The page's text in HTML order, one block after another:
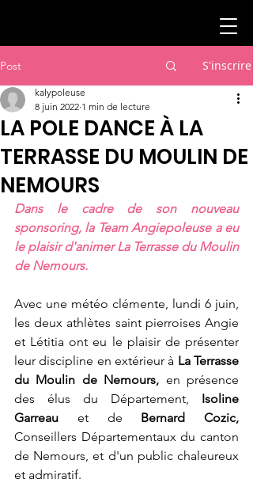
Post S'inscrire
LA POLE DANCE À LA
TERRASSE DU MOULIN DE
NEMOURS
kalypoleuse
8 juin 2022 1 min de lecture
Dans le cadre de son nouveau
sponsoring, la Team Angiepoleuse a eu
le plaisir d'animer La Terrasse du Moulin
de Nemours.
Avec une météo clémente, lundi 6 juin,
les deux athlètes saint pierroises Angie
et Létitia ont eu le plaisir de présenter
leur discipline en extérieur à La Terrasse
du Moulin de Nemours, en présence
des élus du Département, Isoline
Garreau et de
Conseillers Départementaux du canton
de Nemours, et d'un public chaleureux
et admiratif.